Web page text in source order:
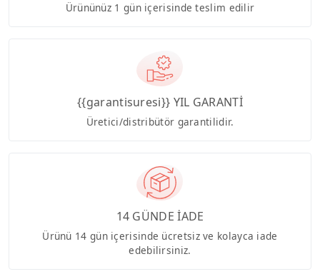
Ürününüz 1 gün içerisinde teslim edilir
{{garantisuresi}} YIL GARANTİ
Üretici/distribütör garantilidir.
14 GÜNDE İADE
Ürünü 14 gün içerisinde ücretsiz ve kolayca iade
edebilirsiniz.